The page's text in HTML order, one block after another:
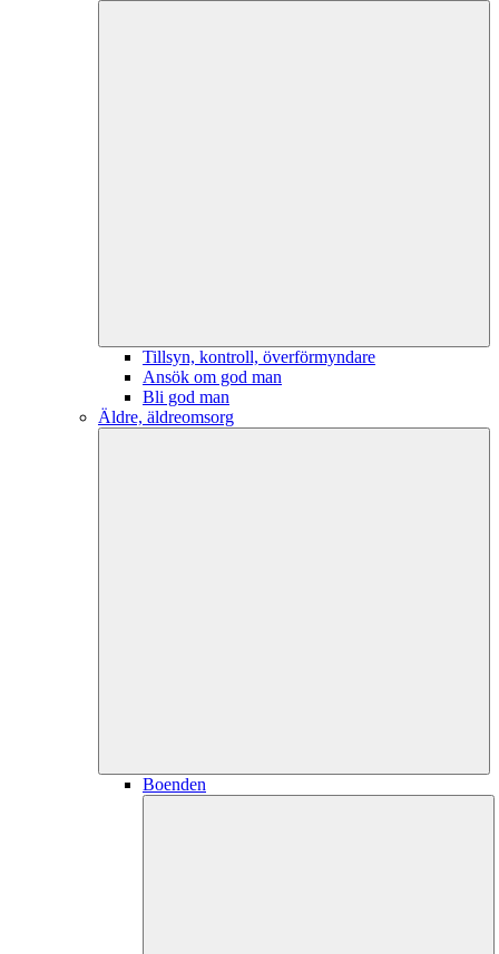
Tillsyn, kontroll, överförmyndare
Ansök om god man
Bli god man
Äldre, äldreomsorg
Boenden